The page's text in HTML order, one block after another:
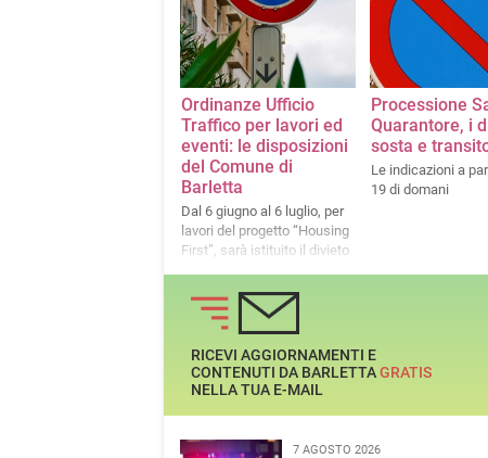
Ordinanze Ufficio
Traffico per lavori ed
eventi: le disposizioni
del Comune di
Barletta
Dal 6 giugno al 6 luglio, per
lavori del progetto “Housing
First”, sarà istituito il divieto
alcune vie della città
Processione
Quarantore, i
sosta e
Le indicazioni a
19 di domani
RICEVI AGGIORNAMENTI E
CONTENUTI DA BARLETTAGRATIS
NELLA TUA E-MAIL
7 AGOSTO 2026